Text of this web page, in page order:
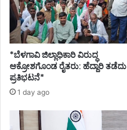
*ಬೆಳಗಾವಿ ಜಿಲ್ಲಾಧಿಕಾರಿ ವಿರುದ್ಧ
ಆಕ್ರೋಶಗೊಂಡ ರೈತರು: ಹೆದ್ದಾರಿ ತಡೆದು
ಪ್ರತಿಭಟನೆ*
1 day ago